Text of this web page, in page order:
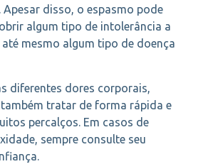
disso, o espasmo pode
algum tipo de intolerância a
mesmo algum tipo de doença
diferentes dores corporais,
tratar de forma rápida e
percalços. Em casos de
sempre consulte seu